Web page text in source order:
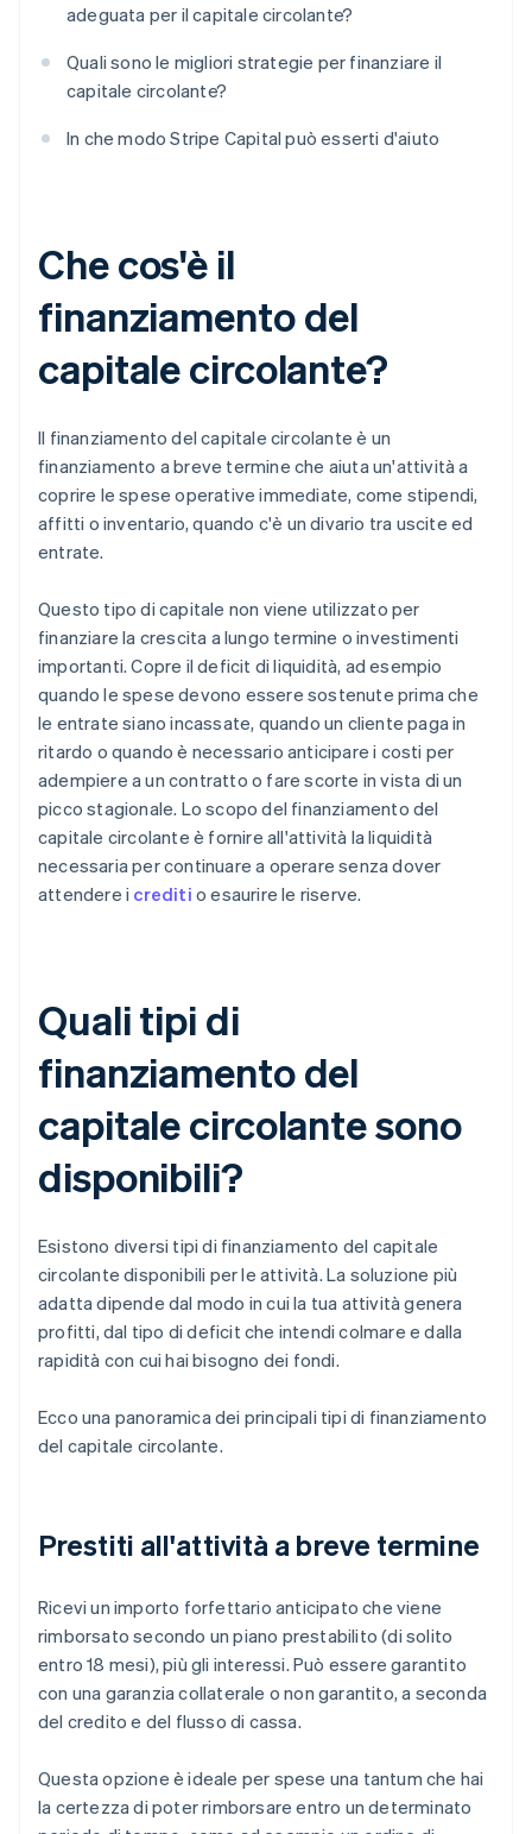
adeguata per il capitale circolante?
Quali sono le migliori strategie per finanziare il
capitale circolante?
In che modo Stripe Capital può esserti d'aiuto
Che cos'è il
finanziamento del
capitale circolante?
Il finanziamento del capitale circolante è un
finanziamento a breve termine che aiuta un'attività a
coprire le spese operative immediate, come stipendi,
affitti o inventario, quando c'è un divario tra uscite ed
entrate.
Questo tipo di capitale non viene utilizzato per
finanziare la crescita a lungo termine o investimenti
importanti. Copre il deficit di liquidità, ad esempio
quando le spese devono essere sostenute prima che
le entrate siano incassate, quando un cliente paga in
ritardo o quando è necessario anticipare i costi per
adempiere a un contratto o fare scorte in vista di un
picco stagionale. Lo scopo del finanziamento del
capitale circolante è fornire all'attività la liquidità
necessaria per continuare a operare senza dover
attendere i crediti o esaurire le riserve.
Quali tipi di
finanziamento del
capitale circolante sono
disponibili?
Esistono diversi tipi di finanziamento del capitale
circolante disponibili per le attività. La soluzione più
adatta dipende dal modo in cui la tua attività genera
profitti, dal tipo di deficit che intendi colmare e dalla
rapidità con cui hai bisogno dei fondi.
Ecco una panoramica dei principali tipi di finanziamento
del capitale circolante.
Prestiti all'attività a breve termine
Ricevi un importo forfettario anticipato che viene
rimborsato secondo un piano prestabilito (di solito
entro 18 mesi), più gli interessi. Può essere garantito
con una garanzia collaterale o non garantito, a seconda
del credito e del flusso di cassa.
Questa opzione è ideale per spese una tantum che hai
la certezza di poter rimborsare entro un determinato